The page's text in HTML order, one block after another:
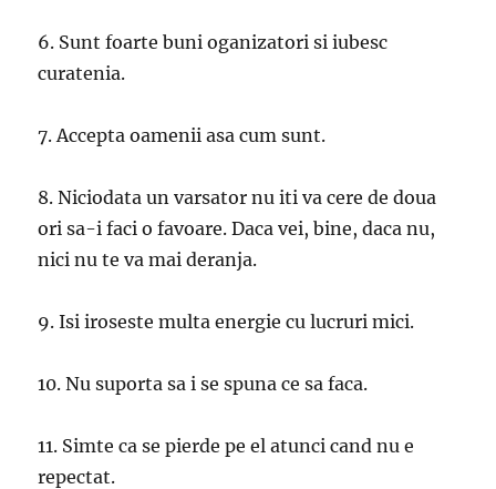
6. Sunt foarte buni oganizatori si iubesc
curatenia.
7. Accepta oamenii asa cum sunt.
8. Niciodata un varsator nu iti va cere de doua
ori sa-i faci o favoare. Daca vei, bine, daca nu,
nici nu te va mai deranja.
9. Isi iroseste multa energie cu lucruri mici.
10. Nu suporta sa i se spuna ce sa faca.
11. Simte ca se pierde pe el atunci cand nu e
repectat.